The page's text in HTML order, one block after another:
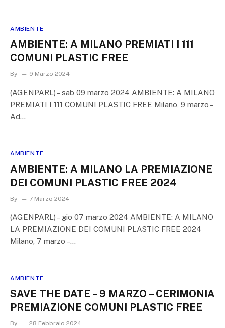
AMBIENTE
AMBIENTE: A MILANO PREMIATI I 111
COMUNI PLASTIC FREE
By 9 Marzo 2024
(AGENPARL) – sab 09 marzo 2024 AMBIENTE: A MILANO
PREMIATI I 111 COMUNI PLASTIC FREE Milano, 9 marzo –
Ad…
AMBIENTE
AMBIENTE: A MILANO LA PREMIAZIONE
DEI COMUNI PLASTIC FREE 2024
By 7 Marzo 2024
(AGENPARL) – gio 07 marzo 2024 AMBIENTE: A MILANO
LA PREMIAZIONE DEI COMUNI PLASTIC FREE 2024
Milano, 7 marzo –…
AMBIENTE
SAVE THE DATE – 9 MARZO – CERIMONIA
PREMIAZIONE COMUNI PLASTIC FREE
By 28 Febbraio 2024